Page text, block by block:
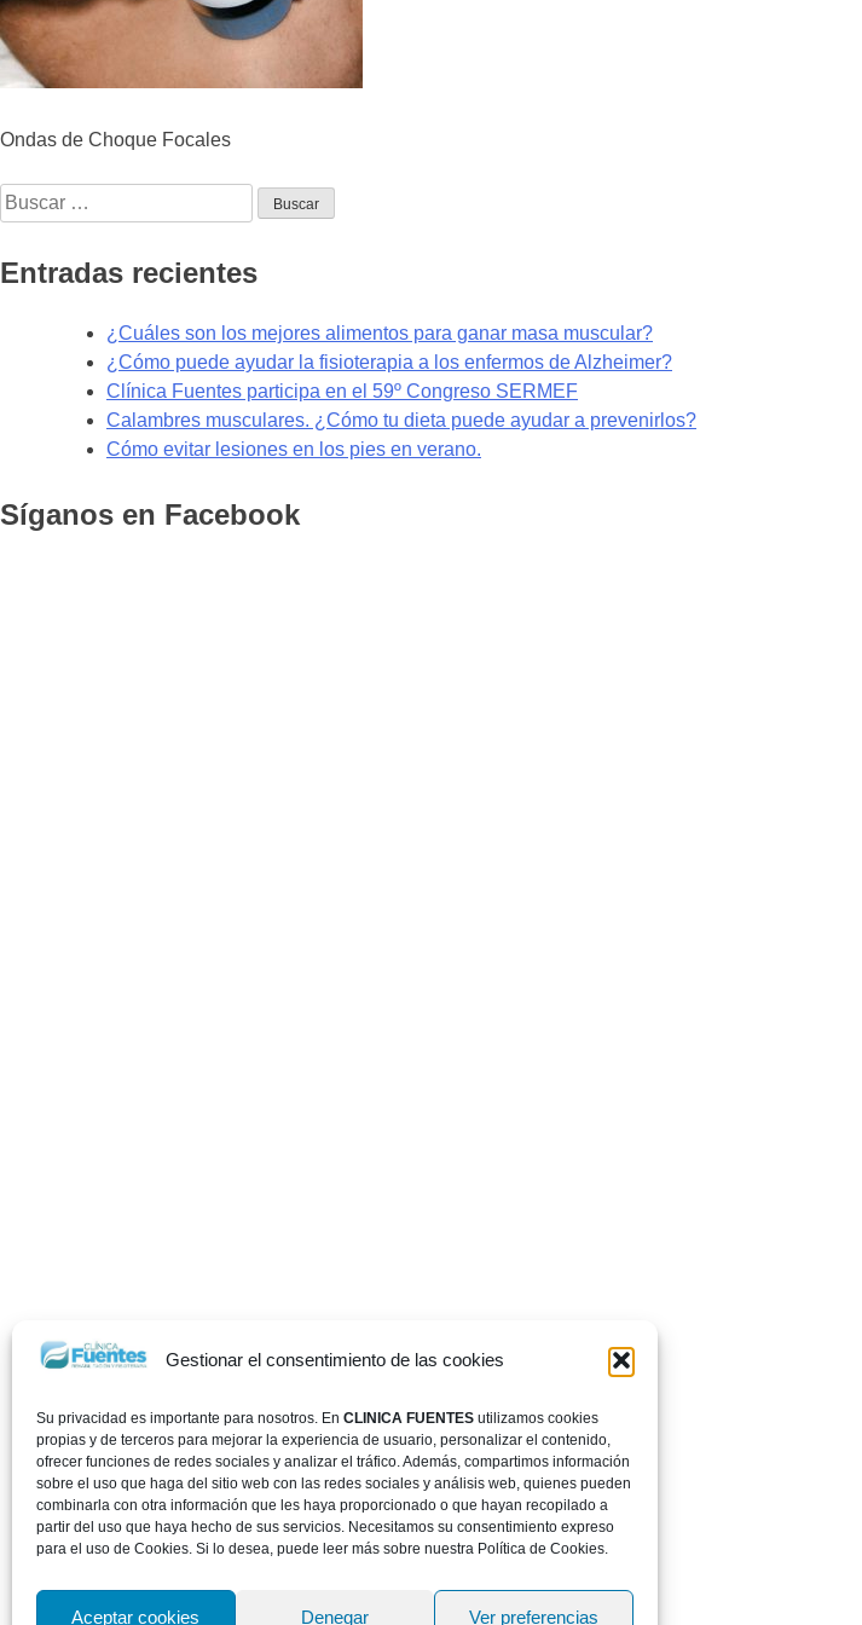
Gestionar el consentimiento de las cookies
Su privacidad es importante para nosotros. En CLINICA FUENTES utilizamos cookies
propias y de terceros para mejorar la experiencia de usuario, personalizar el contenido,
ofrecer funciones de redes sociales y analizar el tráfico. Además, compartimos información
sobre el uso que haga del sitio web con las redes sociales y análisis web, quienes pueden
combinarla con otra información que les haya proporcionado o que hayan recopilado a
partir del uso que haya hecho de sus servicios. Necesitamos su consentimiento expreso
para el uso de Cookies. Si lo desea, puede leer más sobre nuestra Política de Cookies.
Aceptar cookies Denegar Ver preferencias
Ondas de Choque Focales
Buscar:
Entradas recientes
¿Cuáles son los mejores alimentos para ganar masa muscular?
¿Cómo puede ayudar la fisioterapia a los enfermos de Alzheimer?
Clínica Fuentes participa en el 59º Congreso SERMEF
Calambres musculares. ¿Cómo tu dieta puede ayudar a prevenirlos?
Cómo evitar lesiones en los pies en verano.
Síganos en Facebook